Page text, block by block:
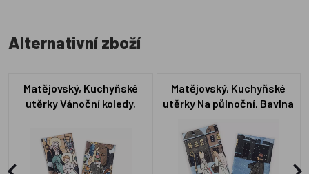
Alternativní zboží
Matějovský, Kuchyňské
utěrky Vánoční koledy,
Matějovský, Kuchyňské
utěrky Na půlnoční, Bavlna